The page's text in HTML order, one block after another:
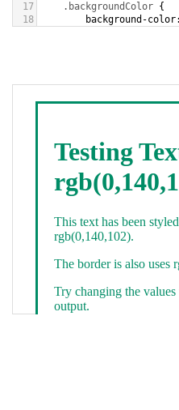
17
.backgroundColor {
18
background-color
white, rgb(0,140,102));
div class="textColor
< h1>Testing Text in